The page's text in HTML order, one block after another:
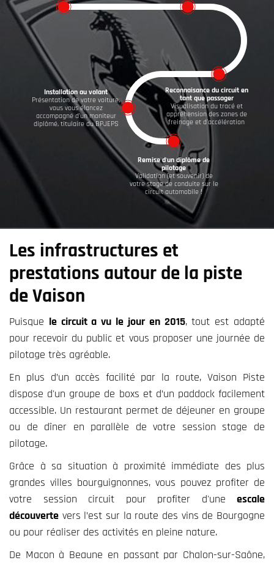
Reconnaisance du circuit en
tant que passager
Visualisation du tracé et
appréhension des zones de
freinage et d'accélération
Installation au volant
Présentation de votre voiture,
vous vous élancez
accompagné d'un moniteur
diplômé, titulaire du BPJEPS
Remise d'un diplôme de
pilotage
Validation (et souvenir) de
votre stage de conduite sur le
circuit automobile !
Les infrastructures et
prestations autour de la piste
de Vaison
Puisque le circuit a vu le jour en 2015, tout est adapté
pour recevoir du public et vous proposer une journée de
pilotage très agréable.
En plus d’un accès facilité par la route, Vaison Piste
dispose d'un groupe de boxs et d’un paddock facilement
accessible. Un restaurant permet de déjeuner en groupe
ou de dîner en parallèle de votre session stage de
pilotage.
Grâce à sa situation à proximité immédiate des plus
grandes villes bourguignonnes, vous pouvez profiter de
votre session circuit pour profiter d'une escale
découverte vers l’est sur la route des vins de Bourgogne
ou pour réaliser des activités en pleine nature.
De Macon à Beaune en passant par Chalon-sur-Saône,